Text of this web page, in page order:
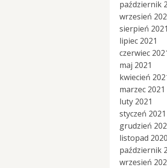
październik
wrzesień
sierpień 2021
lipiec 2021
czerwiec
maj 2021
kwiecień
marzec 2021
luty 2021
styczeń 2021
grudzień
listopad 2020
październik
wrzesień